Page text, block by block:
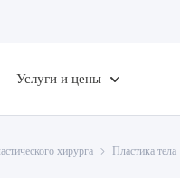
Услуги и цены
хирурга Пластика тела